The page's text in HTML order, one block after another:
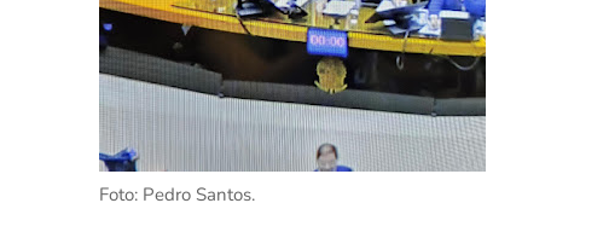
Foto: Pedro Santos.